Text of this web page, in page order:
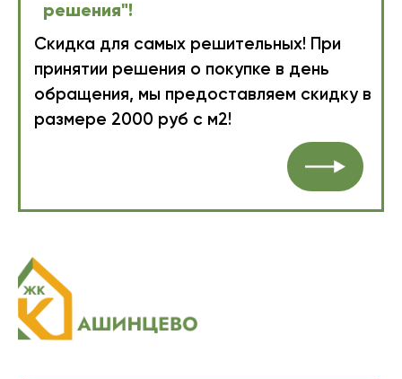
решения"!
Скидка для самых решительных! При
принятии решения о покупке в день
обращения, мы предоставляем скидку в
размере 2000 руб с м2!